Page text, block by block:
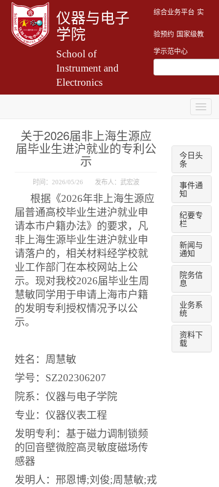
仪器与电子
学院
School of
Instrument and
Electronics
综合业务平台 实
验预约 国家级教
学示范中心
关于2026届非上海生源应
届毕业生进沪就业的专利公
示
时间：2026/05/26 发布人：武宏波
根据《2026年非上海生源应
届普通高校毕业生进沪就业申
请本市户籍办法》的要求，凡
非上海生源毕业生进沪就业申
请落户的，相关材料经学校就
业工作部门在本校网站上公
示。现对我校2026届毕业生周
慧敏同学用于申请上海市户籍
的发明专利授权情况予以公
示。
姓名：周慧敏
学号：SZ202306207
院系：仪器与电子学院
专业：仪器仪表工程
发明专利：基于磁力调制锁频
的回音壁微腔高灵敏度磁场传
感器
发明人：邢恩博;刘俊;周慧敏;戎
今日头
条
事件通
知
纪要专
栏
新闻与
通知
院务信
息
业务系
统
资料下
载